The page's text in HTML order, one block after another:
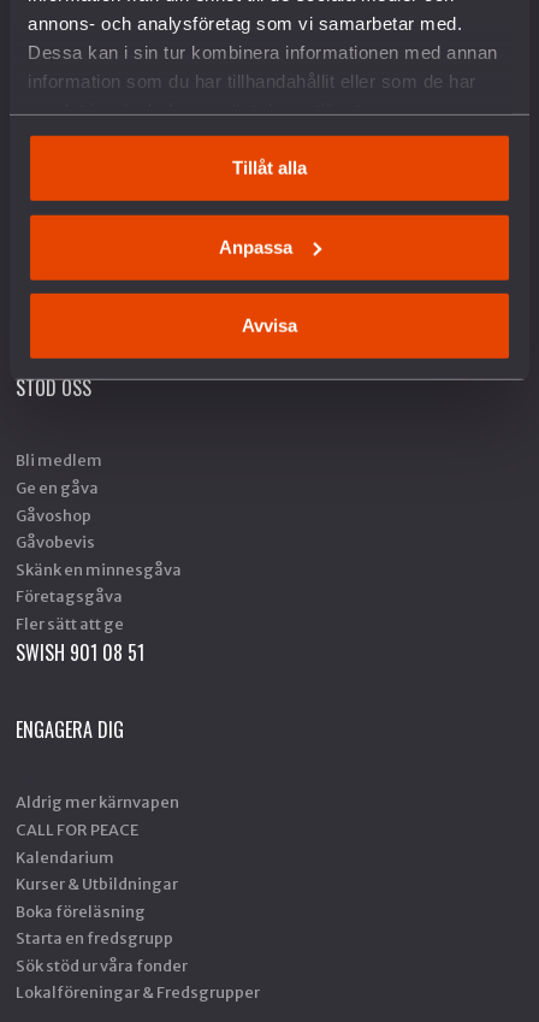
annons- och analysföretag som vi samarbetar med.
Dessa kan i sin tur kombinera informationen med annan
information som du har tillhandahållit eller som de har
Tillåt alla
Anpassa
Avvisa
Arbete mot vapenexport
Nedrustning
Militäravtalet med USA (DCA)
Hållbar fred och säkerhet
Försvars- och säkerhetspolitik
Fredstidningen PAX
STÖD OSS
Bli medlem
Ge en gåva
Gåvoshop
Gåvobevis
Skänk en minnesgåva
Företagsgåva
Fler sätt att ge
SWISH 901 08 51
ENGAGERA DIG
Aldrig mer kärnvapen
CALL FOR PEACE
Kalendarium
Kurser & Utbildningar
Boka föreläsning
Starta en fredsgrupp
Sök stöd ur våra fonder
Lokalföreningar & Fredsgrupper